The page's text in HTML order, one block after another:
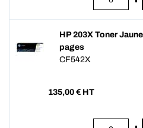
HP 203X Toner
pages
CF542X
135,00 € HT